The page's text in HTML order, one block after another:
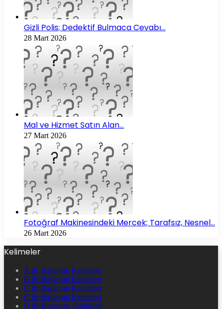
Gizli Polis; Dedektif Bulmaca Cevabı…
28 Mart 2026
Mal ve Hizmet Satın Alan…
27 Mart 2026
Fotoğraf Makinesindeki Mercek; Tarafsız, Nesnel…
26 Mart 2026
Kelimeler
A ile Başlayan Kelimeler
B ile Başlayan Kelimeler
C ile Başlayan Kelimeler
Ç ile Başlayan Kelimeler
D ile Başlayan Kelimeler